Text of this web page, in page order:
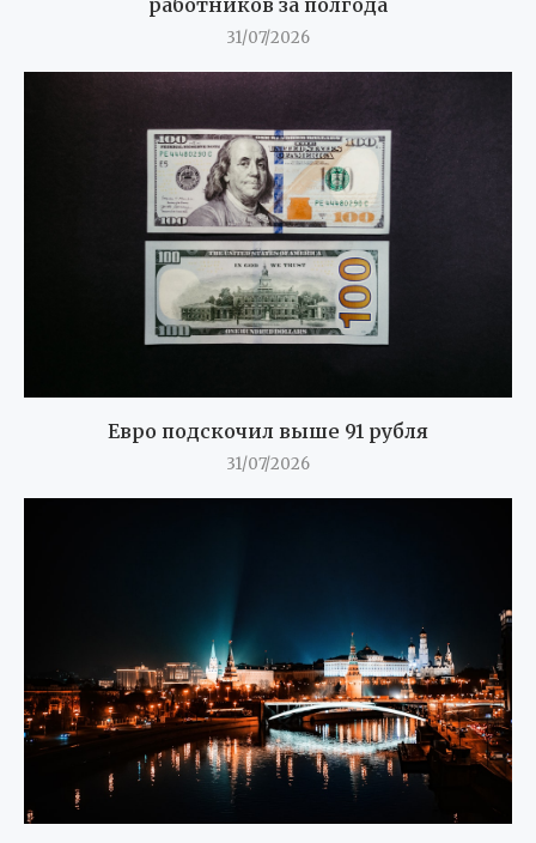
31/07/2026
Евро подскочил выше 91 рубля
31/07/2026